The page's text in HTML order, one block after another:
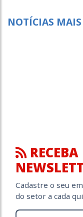
NOTÍCIAS
Cadastre o seu
do setor a cada